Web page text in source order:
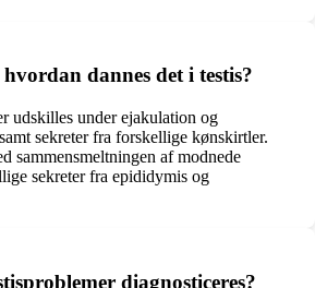
dannes det i testis?
udskilles under ejakulation og
sekreter fra forskellige kønskirtler.
sammensmeltningen af modnede
sekreter fra epididymis og
diagnosticeres?